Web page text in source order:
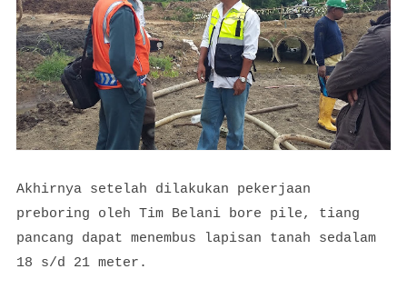
Akhirnya setelah dilakukan pekerjaan
preboring oleh Tim Belani bore pile, tiang
pancang dapat menembus lapisan tanah sedalam
18 s/d 21 meter.